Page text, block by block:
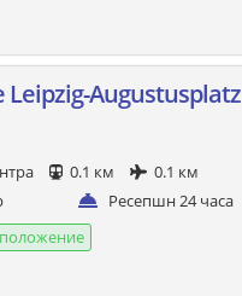
Leipzig-Augustusplatz
0.1 км
0.1 км
Ресепшн 24 часа